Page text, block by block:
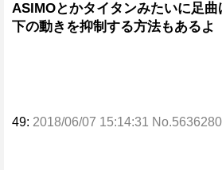
ASIMOとかタイタンみたいに足
下の動きを抑制する方法もあるよ
49: 2018/06/07 15:14:31